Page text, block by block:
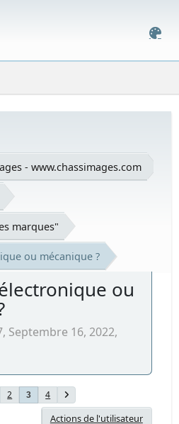
- www.chassimages.com
marques"
ou mécanique ?
ou
Septembre 16, 2022,
2 3 4
Actions de l'utilisateur